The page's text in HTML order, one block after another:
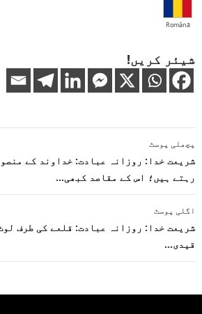
Română
شیئر کریں!
پوسٹوں
کی
نیویگیشن
پچھلی پوسٹ
شریعت خدا: روزانہ عبادت: خداوند کے
رہتے ہیں؛ اس کے مقاصد کبھی…
اگلی پوسٹ
شریعت خدا: روزانہ عبادت: قلعے کی طرف
قیدی…